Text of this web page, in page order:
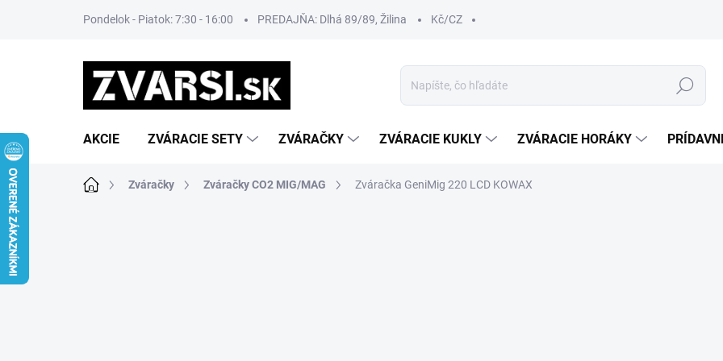
Pondelok - Piatok: 7:30 - 16:00 PREDAJŇA: Dlhá 89/89, Žilina Kč/CZ
Hľadať
AKCIE ZVÁRACIE SETY ZVÁRAČKY ZVÁRACIE KUKLY ZVÁRACIE HORÁKY
DomovZváračky Zváračky CO2 MIG/MAG Zváračka GeniMig 220 LCD KOWAX